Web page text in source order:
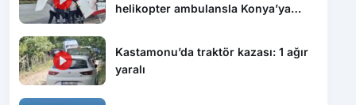
helikopter ambulansla Konya’ya
Kastamonu’da traktör kazası: 1 ağır
yaralı